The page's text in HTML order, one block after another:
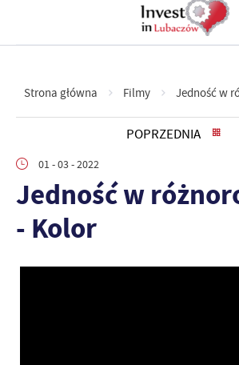
Strona główna Filmy Jedność w
POPRZEDNIA
01 - 03 - 2022
Jedność w
- Kolor